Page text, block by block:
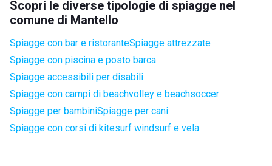
Scopri le diverse tipologie di spiagge nel
comune di Mantello
Spiagge con bar e ristoranteSpiagge attrezzate
Spiagge con piscina e posto barca
Spiagge accessibili per disabili
Spiagge con campi di beachvolley e beachsoccer
Spiagge per bambiniSpiagge per cani
Spiagge con corsi di kitesurf windsurf e vela